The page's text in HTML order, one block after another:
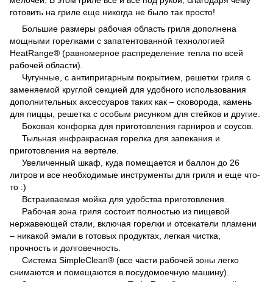
готовить на гриле еще никогда не было так просто!
Большие размеры рабочая область гриля дополнена
мощными горелками с запатентованной технологией
HeatRange® (равномерное распределение тепла по всей
рабочей области).
Чугунные, с антипригарным покрытием, решетки гриля с
заменяемой круглой секцией для удобного использования
дополнительных аксессуаров таких как – сковорода, камень
для пиццы, решетка с особым рисунком для стейков и другие.
Боковая конфорка для приготовления гарниров и соусов.
Тыльная инфракрасная горелка для запекания и
приготовления на вертеле.
Увеличенный шкаф, куда помещается и баллон до 26
литров и все необходимые инструменты для гриля и еще что-
то :)
Встраиваемая мойка для удобства приготовления.
Рабочая зона гриля состоит полностью из пищевой
нержавеющей стали, включая горелки и отсекатели пламени
– никакой эмали в готовых продуктах, легкая чистка,
прочность и долговечность.
Система SimpleClean® (все части рабочей зоны легко
снимаются и помещаются в посудомоечную машину).